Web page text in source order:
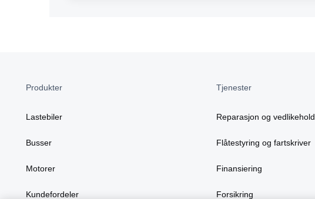
Produkter
Lastebiler
Busser
Motorer
Kundefordeler
Tjenester
Reparasjon og vedlikehold
Flåtestyring og fartskriver
Finansiering
Forsikring